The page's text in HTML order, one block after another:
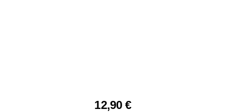
12,90€